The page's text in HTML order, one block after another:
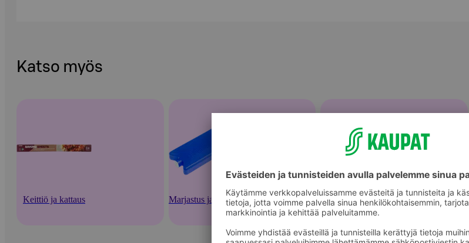
Katso myös
Keittiö ja kattaus Marjastus ja säilöntä Marjastustarvikkeet